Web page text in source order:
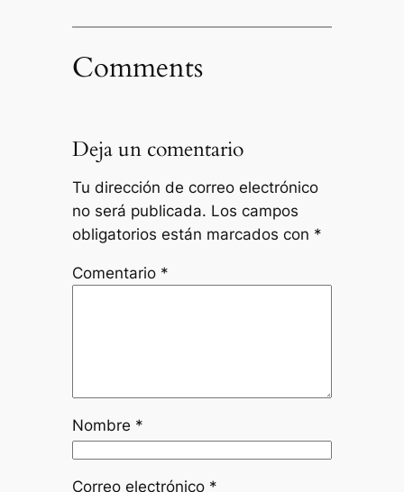
Comments
Deja un comentario
Tu dirección de correo electrónico
no será publicada. Los campos
obligatorios están marcados con *
Comentario *
Nombre *
Correo electrónico *